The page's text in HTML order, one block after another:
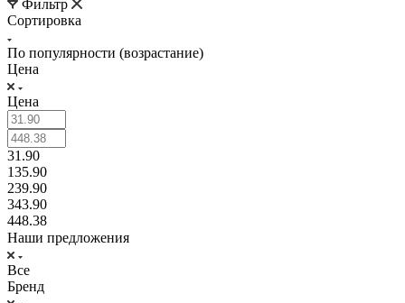
Фильтр
Сортировка
По популярности (возрастание)
Цена
Цена
31.90
135.90
239.90
343.90
448.38
Наши предложения
Все
Бренд